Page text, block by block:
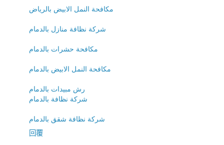
مكافحة النمل الابيض بالرياض
شركة نظافة منازل بالدمام
مكافحة حشرات بالدمام
مكافحة النمل الابيض بالدمام
رش مبيدات بالدمام
شركة نظافة بالدمام
شركة نظافة شقق بالدمام
回覆